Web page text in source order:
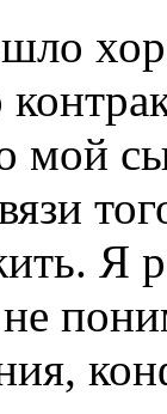
мой
Я